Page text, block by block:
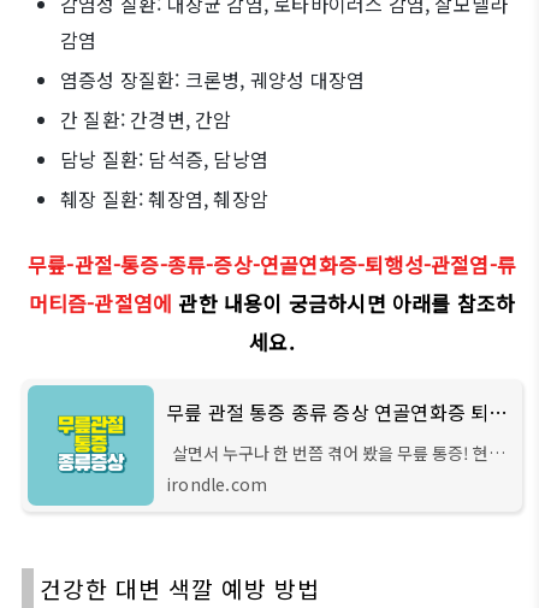
감염
염증성 장질환: 크론병, 궤양성 대장염
간 질환: 간경변, 간암
담낭 질환: 담석증, 담낭염
췌장 질환: 췌장염, 췌장암
무릎-관절-통증-종류-증상-연골연화증-퇴행성-관절염-류
머티즘-관절염에 관한 내용이 궁금하시면 아래를 참조하
세요.
무릎 관절 통증 종류 증상 연골연화증 퇴행성 관절염 류마티스 관절염
살면서 누구나 한 번쯤 겪어 봤을 무릎 통증! 현대
인들은 노령화, 운동부족, 나쁜 생활습관, 부상 등
irondle.com
건강한 대변 색깔 예방 방법